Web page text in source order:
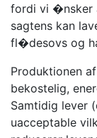
fordi vi �nsker
sagtens kan
fl�desovs og
Produktionen
bekostelig,
Samtidig lever
uacceptable